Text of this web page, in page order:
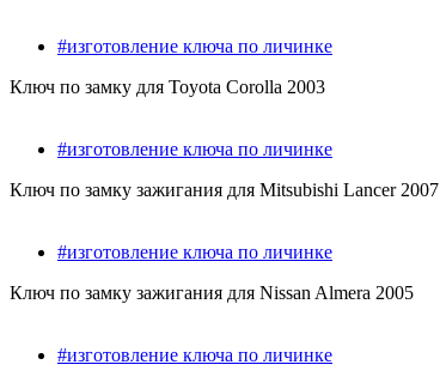
#изготовление ключа по личинке
Ключ по замку для Toyota Corolla 2003
#изготовление ключа по личинке
Ключ по замку зажигания для Mitsubishi Lancer 2007
#изготовление ключа по личинке
Ключ по замку зажигания для Nissan Almera 2005
#изготовление ключа по личинке